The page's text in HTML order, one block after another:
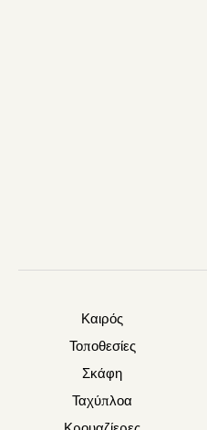
Καιρός
Τοποθεσίες
Σκάφη
Ταχύπλοα